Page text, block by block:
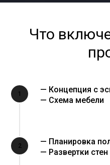
Что
1
— Концепция с
— Схема мебели
2
— Планировка
— Развертки стен